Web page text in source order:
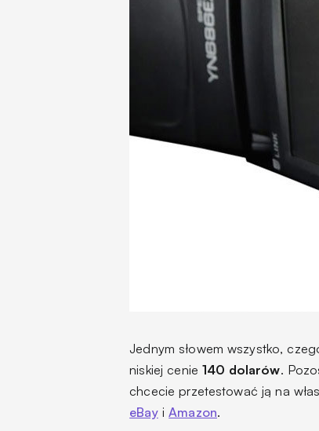
Jednym słowem wszystko,
niskiej cenie140 dolarów.
chcecie przetestować ją na
eBayiAmazon.